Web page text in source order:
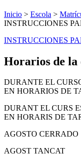
Inicio > Escola >
INSTRUCCIONES
INSTRUCCIONES
Horarios de la
DURANTE EL
EN HORARIOS DE
DURANT EL CURS
EN HORARIS DE
AGOSTO CERRADO
AGOST TANCAT